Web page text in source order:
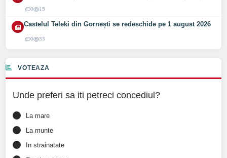
0 15
Castelul Teleki din Gornești se redeschide pe 1 august 2026
0 33
VOTEAZA
Unde preferi sa iti petreci concediul?
La mare
La munte
In strainatate